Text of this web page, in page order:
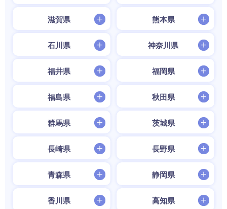
滋賀県 熊本県
石川県 神奈川県
福井県 福岡県
福島県 秋田県
群馬県 茨城県
長崎県 長野県
青森県 静岡県
香川県 高知県